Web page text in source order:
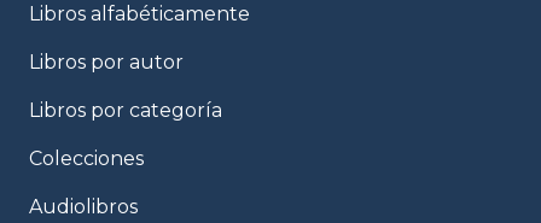
Libros alfabéticamente
Libros por autor
Libros por categoría
Colecciones
Audiolibros